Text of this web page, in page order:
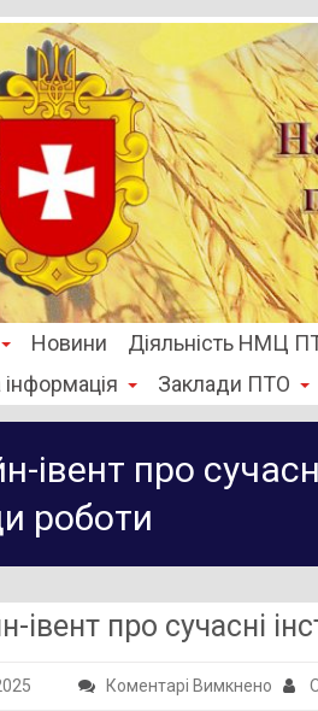
Новини Діяльність НМЦ
інформація
Заклади ПТО
івент про
роботи
івент про сучасні
Коментарі Вимкнено до